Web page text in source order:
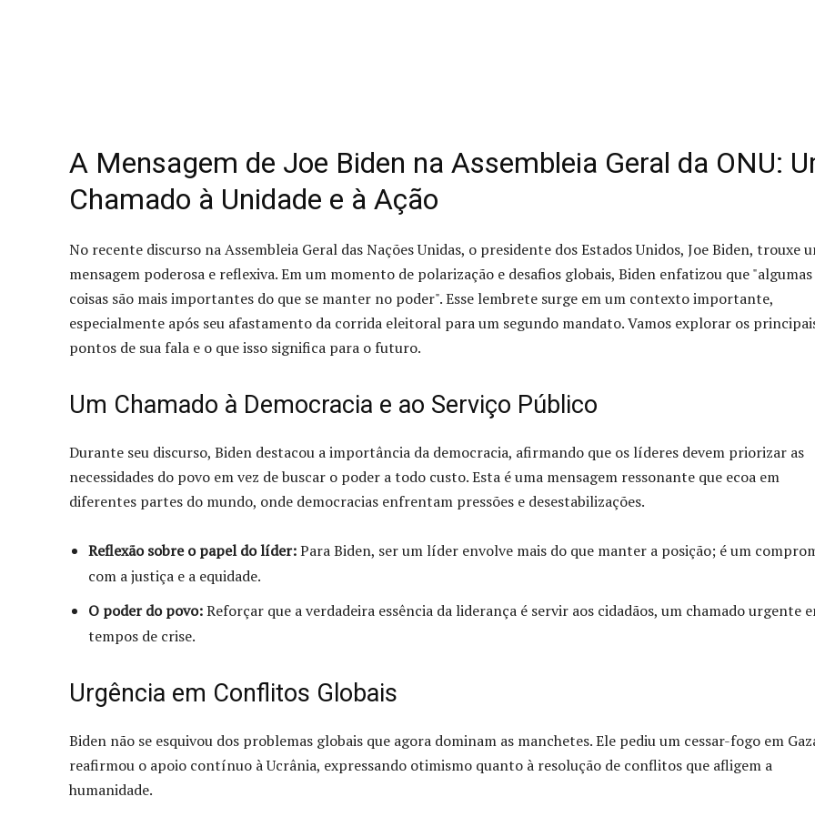
A Mensagem de Joe Biden na Assembleia Geral da ONU:
Chamado à Unidade e à Ação
No recente discurso na Assembleia Geral das Nações Unidas, o presidente dos Estados Unidos, Joe Biden, trouxe
mensagem poderosa e reflexiva. Em um momento de polarização e desafios globais, Biden enfatizou que "algumas
coisas são mais importantes do que se manter no poder". Esse lembrete surge em um contexto importante,
especialmente após seu afastamento da corrida eleitoral para um segundo mandato. Vamos explorar os
pontos de sua fala e o que isso significa para o futuro.
Um Chamado à Democracia e ao Serviço Público
Durante seu discurso, Biden destacou a importância da democracia, afirmando que os líderes devem priorizar as
necessidades do povo em vez de buscar o poder a todo custo. Esta é uma mensagem ressonante que ecoa em
diferentes partes do mundo, onde democracias enfrentam pressões e desestabilizações.
Reflexão sobre o papel do líder:Para Biden, ser um líder envolve mais do que manter a posição; é um
com a justiça e a equidade.
O poder do povo:Reforçar que a verdadeira essência da liderança é servir aos cidadãos, um chamado urgente
tempos de crise.
Urgência em Conflitos Globais
Biden não se esquivou dos problemas globais que agora dominam as manchetes. Ele pediu um cessar-fogo em
reafirmou o apoio contínuo à Ucrânia, expressando otimismo quanto à resolução de conflitos que afligem a
humanidade.